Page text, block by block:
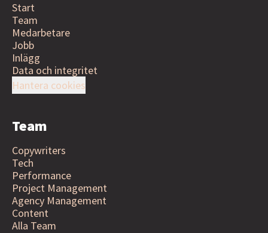
Start
Team
Medarbetare
Jobb
Inlägg
Data och integritet
Hantera cookies
Team
Copywriters
Tech
Performance
Project Management
Agency Management
Content
Alla Team